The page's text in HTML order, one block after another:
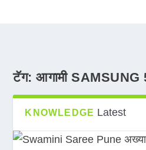
टॅग:आगामी SAMSUNG
KNOWLEDGE Latest